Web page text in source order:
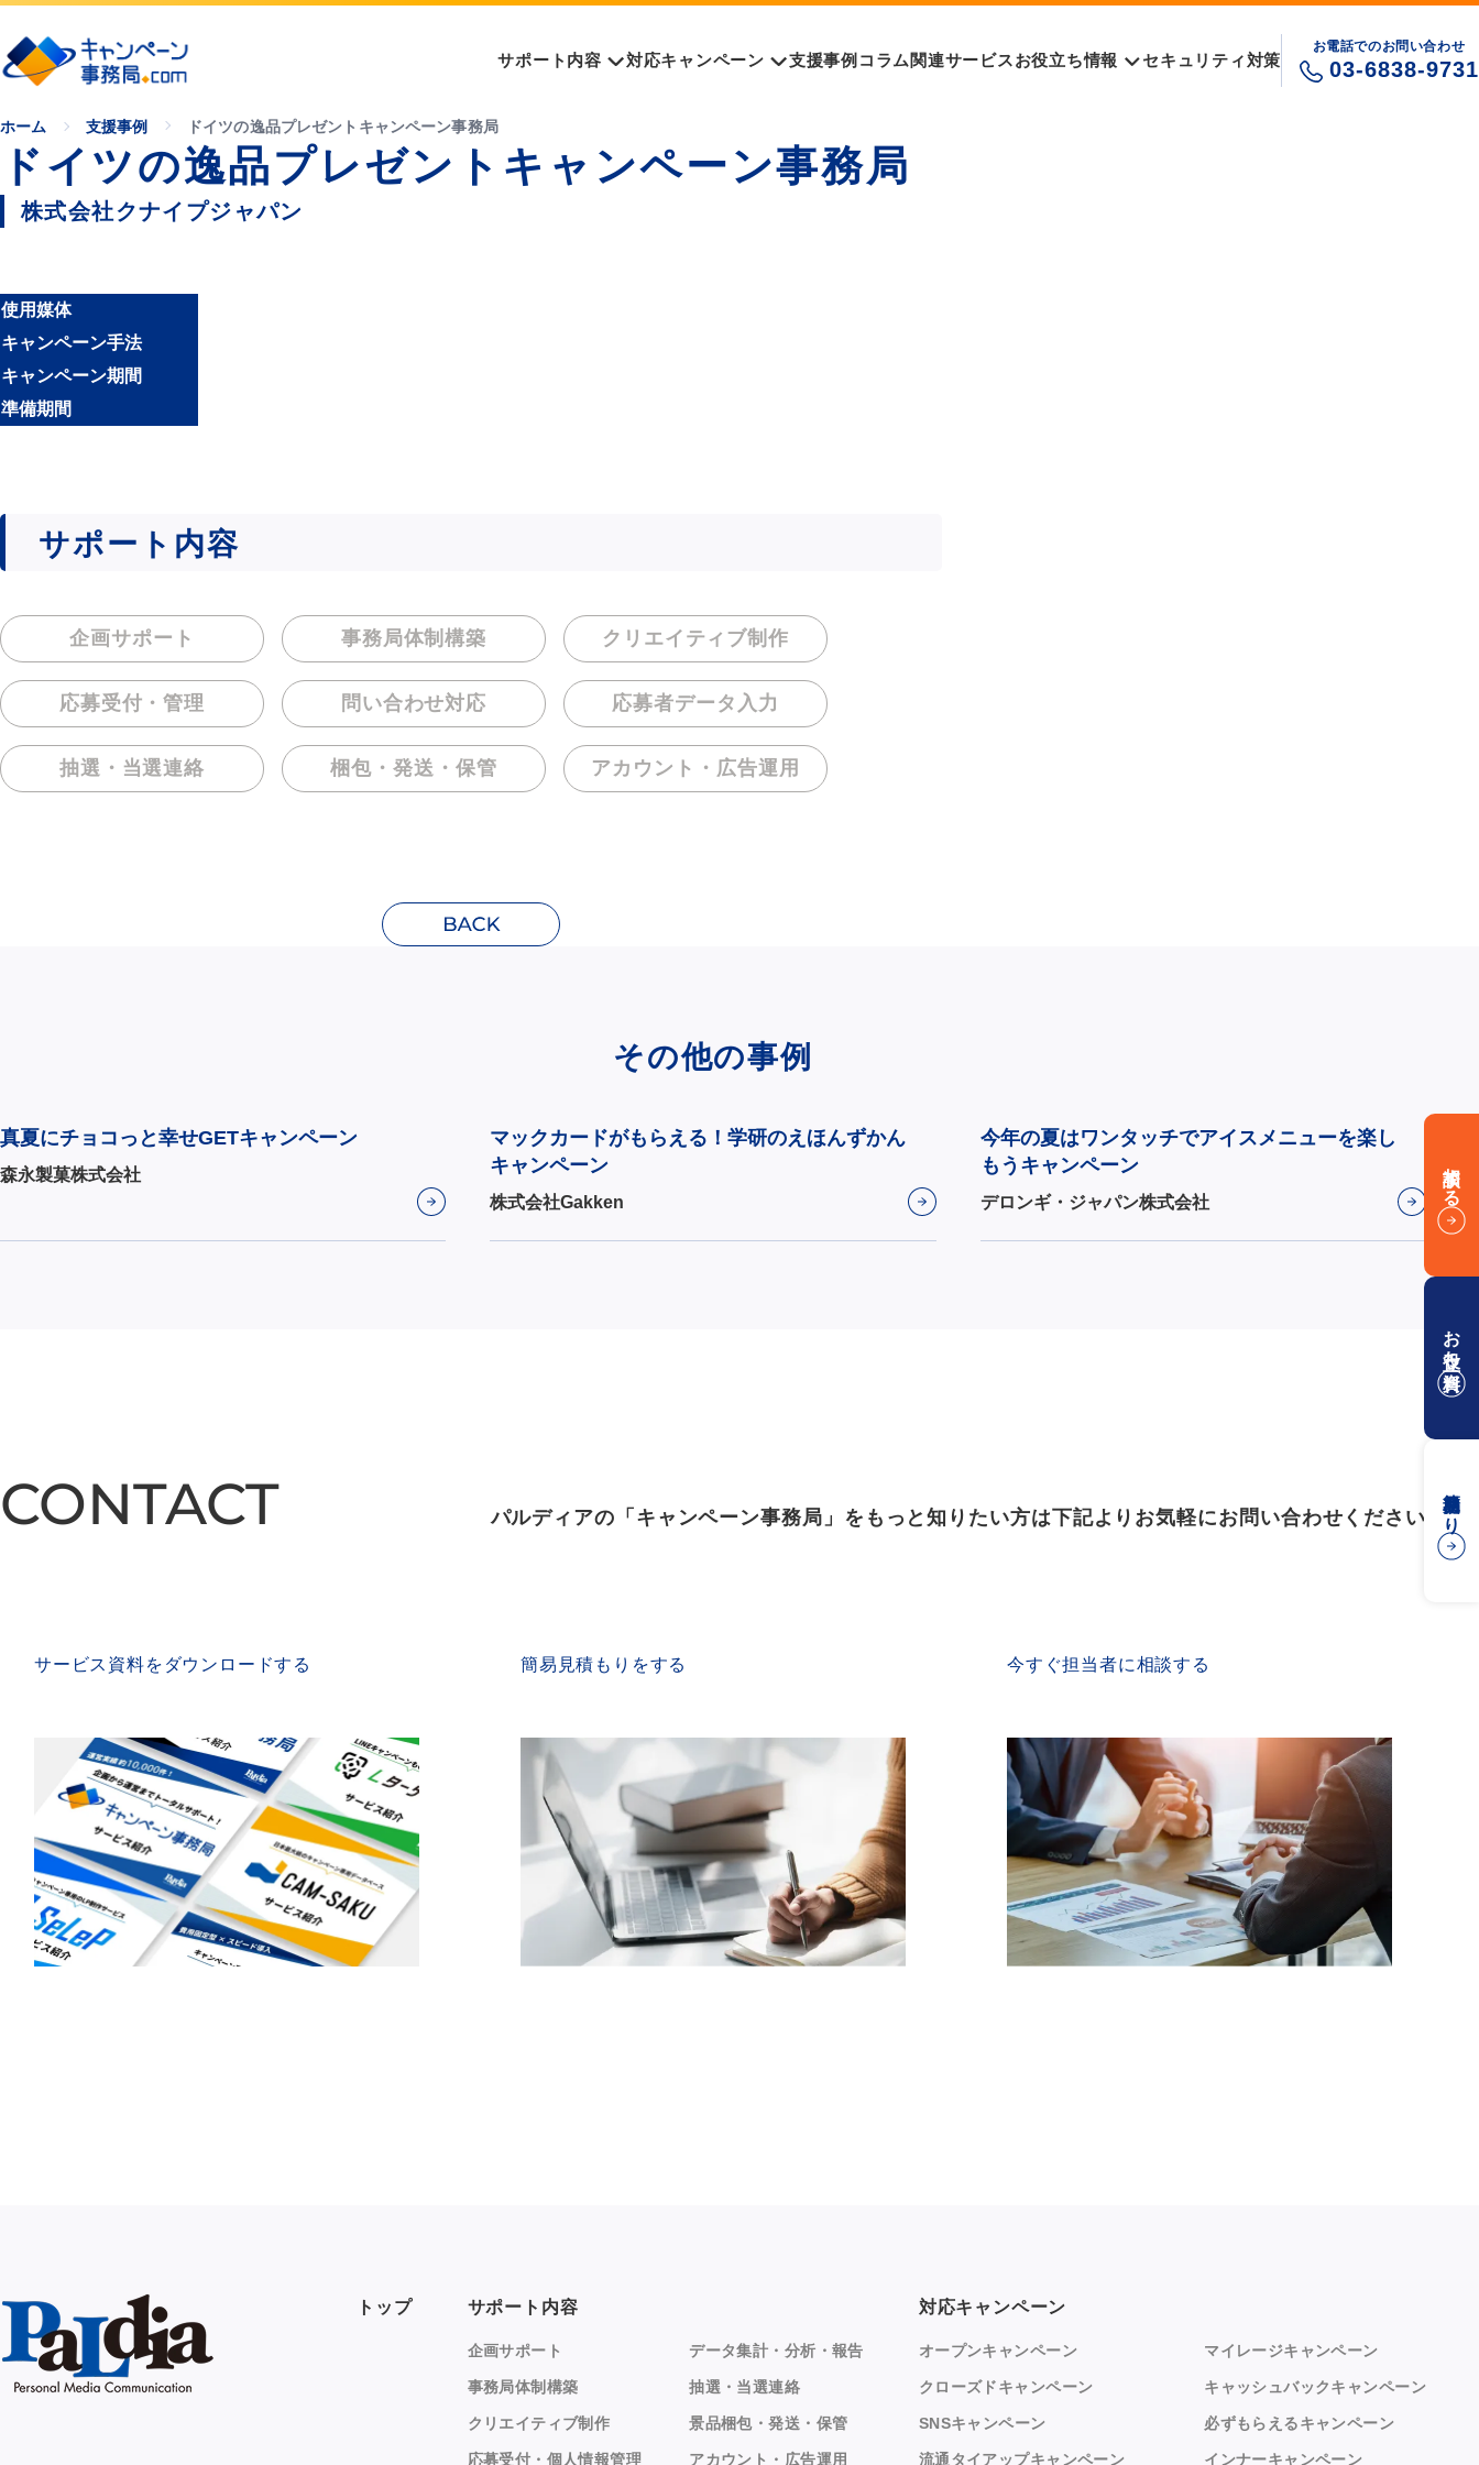
サポート内容 対応キャンペーン 支援事例 コラム 関連サービスお役立ち情報 セキュリティ対策
お電話でのお問い合わせ
03-6838-9731
ホーム 支援事例 ドイツの逸品プレゼントキャンペーン事務局
ドイツの逸品プレゼントキャンペーン事務局
株式会社クナイプジャパン
使用媒体
キャンペーン手法
キャンペーン期間
準備期間
サポート内容
企画サポート 事務局体制構築 クリエイティブ制作
応募受付・管理 問い合わせ対応 応募者データ入力
抽選・当選連絡 梱包・発送・保管 アカウント・ 広告運用
その他の事例
真夏にチョコっと幸せGETキャンペーン
森永製菓株式会社
マックカードがもらえる！学研のえほんずかん
キャンペーン
株式会社Gakken
今年の夏はワンタッチでアイスメニューを楽し
もうキャンペーン
デロンギ・ジャパン株式会社
CONTACT
CONTACT パルディアの「キャンペーン事務局」をもっと知りたい方は下記よりお気軽にお問い合わせください
サービス資料をダウンロードする 簡易見積もりをする 今すぐ担当者に相談する
トップ サポート内容
企画サポート
事務局体制構築
クリエイティブ制作
応募受付・個人情報管理
データ集計・分析・報告
抽選・当選連絡
景品梱包・発送・保管
アカウント・広告運用
対応キャンペーン
オープンキャンペーン
クローズドキャンペーン
SNSキャンペーン
流通タイアップキャンペーン
マイレージキャンペーン
キャッシュバックキャンペーン
必ずもらえるキャンペーン
インナーキャンペーン
相談する
お役立ち資料
簡易見積もり